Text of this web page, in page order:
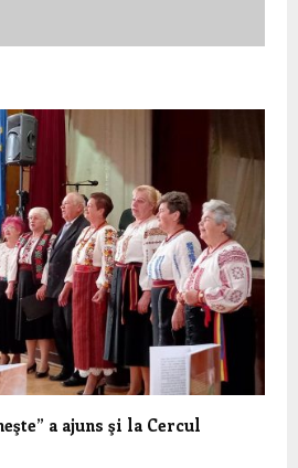
a ajuns şi la Cercul